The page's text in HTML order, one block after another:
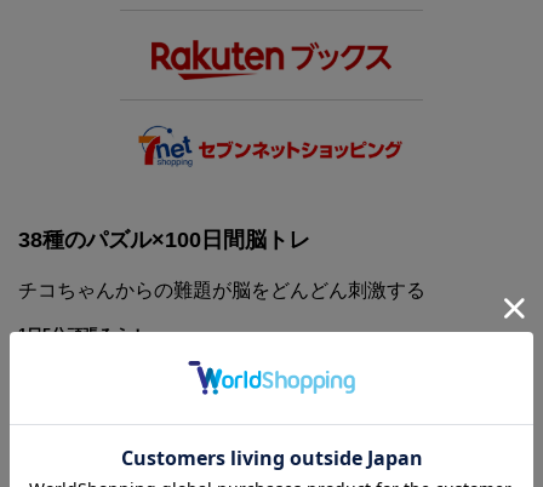
38種のパズル×100日間脳トレ
チコちゃんからの難題が脳をどんどん刺激する
1日5分頑張ろう！
想起力
認知力